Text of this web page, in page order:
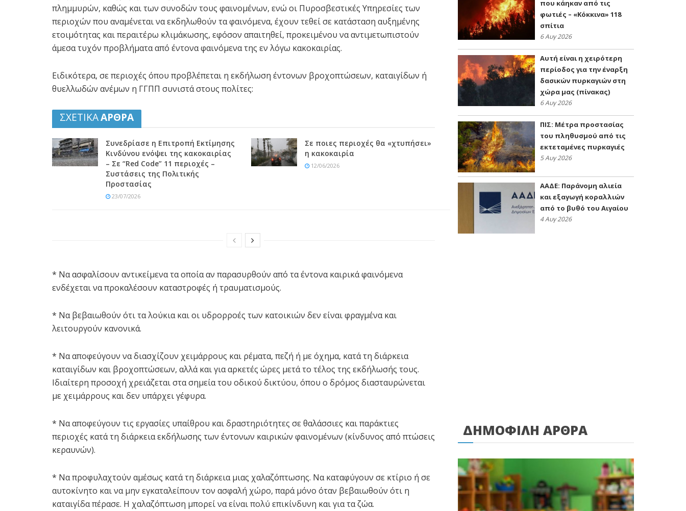
πλημμυρών, καθώς και των συνοδών τους φαινομένων, ενώ οι Πυροσβεστικές Υπηρεσίες των
περιοχών που αναμένεται να εκδηλωθούν τα φαινόμενα, έχουν τεθεί σε κατάσταση αυξημένης
ετοιμότητας και περαιτέρω κλιμάκωσης, εφόσον απαιτηθεί, προκειμένου να αντιμετωπιστούν
άμεσα τυχόν προβλήματα από έντονα φαινόμενα της εν λόγω κακοκαιρίας.
Ειδικότερα, σε περιοχές όπου προβλέπεται η εκδήλωση έντονων βροχοπτώσεων, καταιγίδων ή
θυελλωδών ανέμων η ΓΓΠΠ συνιστά στους πολίτες:
ΣΧΕΤΙΚΑΑΡΘΡΑ
Συνεδρίασε η Επιτροπή Εκτίμησης
Κινδύνου ενόψει της κακοκαιρίας
– Σε “Red Code” 11 περιοχές –
Συστάσεις της Πολιτικής
Προστασίας
23/07/2026
Σε ποιες περιοχές θα «χτυπήσει»
η κακοκαιρία
12/06/2026
* Να ασφαλίσουν αντικείμενα τα οποία αν παρασυρθούν από τα έντονα καιρικά φαινόμενα
ενδέχεται να προκαλέσουν καταστροφές ή τραυματισμούς.
* Να βεβαιωθούν ότι τα λούκια και οι υδρορροές των κατοικιών δεν είναι φραγμένα και
λειτουργούν κανονικά.
* Να αποφεύγουν να διασχίζουν χειμάρρους και ρέματα, πεζή ή με όχημα, κατά τη διάρκεια
καταιγίδων και βροχοπτώσεων, αλλά και για αρκετές ώρες μετά το τέλος της εκδήλωσής τους.
Ιδιαίτερη προσοχή χρειάζεται στα σημεία του οδικού δικτύου, όπου ο δρόμος διασταυρώνεται
με χειμάρρους και δεν υπάρχει γέφυρα.
* Να αποφεύγουν τις εργασίες υπαίθρου και δραστηριότητες σε θαλάσσιες και παράκτιες
περιοχές κατά τη διάρκεια εκδήλωσης των έντονων καιρικών φαινομένων (κίνδυνος από πτώσεις
κεραυνών).
* Να προφυλαχτούν αμέσως κατά τη διάρκεια μιας χαλαζόπτωσης. Να καταφύγουν σε κτίριο ή σε
αυτοκίνητο και να μην εγκαταλείπουν τον ασφαλή χώρο, παρά μόνο όταν βεβαιωθούν ότι η
καταιγίδα πέρασε. Η χαλαζόπτωση μπορεί να είναι πολύ επικίνδυνη και για τα ζώα.
που κάηκαν από τις
φωτιές – «Κόκκινα» 118
σπίτια
6 Αυγ 2026
Αυτή είναι η χειρότερη
περίοδος για την έναρξη
δασικών πυρκαγιών στη
χώρα μας (πίνακας)
6 Αυγ 2026
ΠΙΣ: Μέτρα προστασίας
του πληθυσμού από τις
εκτεταμένες πυρκαγιές
5 Αυγ 2026
ΑΑΔΕ: Παράνομη αλιεία
και εξαγωγή κοραλλιών
από το βυθό του Αιγαίου
4 Αυγ 2026
ΔΗΜΟΦΙΛΗ ΑΡΘΡΑ